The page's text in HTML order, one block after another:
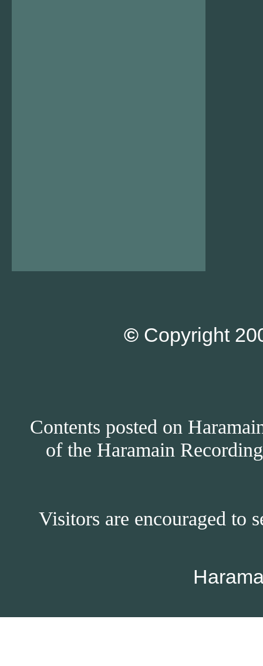
© Copyright
Contents posted on
of the Haramain
Visitors are encouraged to